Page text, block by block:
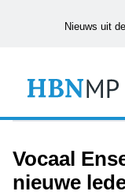
Nieuws uit
Vocaal
nieuwe